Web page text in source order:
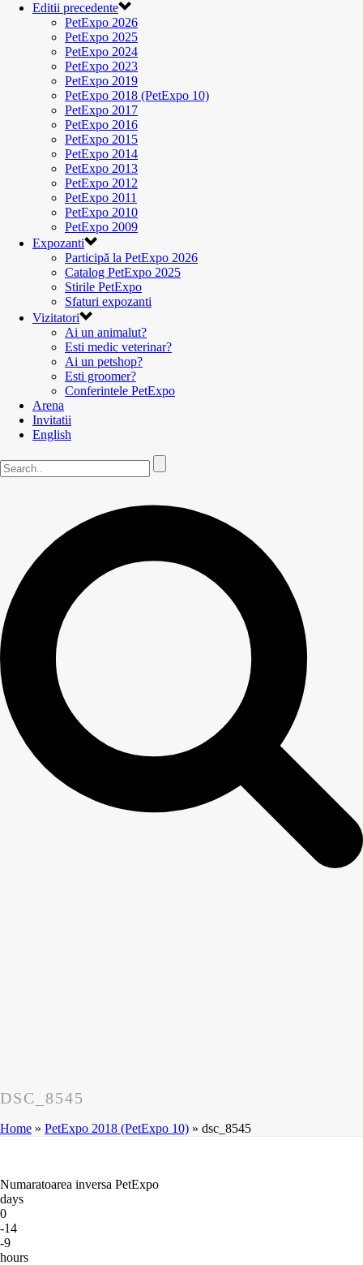
Editii precedente
PetExpo 2026
PetExpo 2025
PetExpo 2024
PetExpo 2023
PetExpo 2019
PetExpo 2018 (PetExpo 10)
PetExpo 2017
PetExpo 2016
PetExpo 2015
PetExpo 2014
PetExpo 2013
PetExpo 2012
PetExpo 2011
PetExpo 2010
PetExpo 2009
Expozanti
Participă la PetExpo 2026
Catalog PetExpo 2025
Stirile PetExpo
Sfaturi expozanti
Vizitatori
Ai un animalut?
Esti medic veterinar?
Ai un petshop?
Esti groomer?
Conferintele PetExpo
Arena
Invitatii
English
DSC_8545
Home » PetExpo 2018 (PetExpo 10) » dsc_8545
Numaratoarea inversa PetExpo
days
0
-14
-9
hours